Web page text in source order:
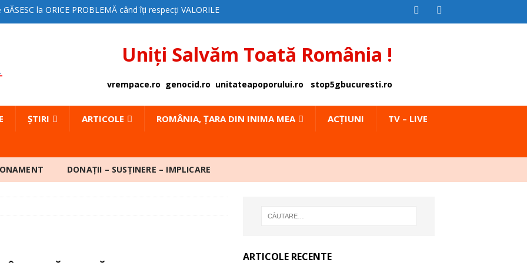
GĂSESC la ORICE PROBLEMĂ când îți respecți VALORILE
LA JUDECATĂ
pentru PACE poate INTERVENI ÎN SPRIJINUL UNUI
CE SĂ DEVII MEMBRU MpP? EDITORIAL
Uniți Salvăm Toată România !
vrempace.ro genocid.ro unitateapoporului.ro stop5gbucuresti.ro
ȘTIRI ARTICOLE ROMÂNIA, ȚARA DIN INIMA MEA ACȚIUNI TV – LIVE
DONAȚII – SUSȚINERE – IMPLICARE
ARTICOLE RECENTE